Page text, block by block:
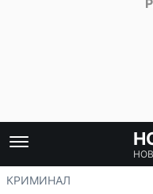
КРИМИНАЛ